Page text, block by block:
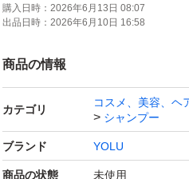
どうぞよろしくお願いいたしま
購入日時： 2026年6月13日 08:07
出品日時： 2026年6月10日 16:58
商品の情報
カテゴリ
コスメ、美容、ヘ
シャンプー
ブランド YOLU
商品の状態 未使用